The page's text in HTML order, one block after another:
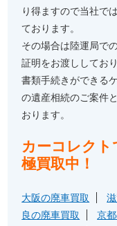
り得ますので当社で
ております。
その場合は陸運局で
証明をお渡ししており
書類手続きができる
の遺産相続のご案件
おります。
カーコレクト
極買取中！
大阪の廃車買取
良の廃車買取
京